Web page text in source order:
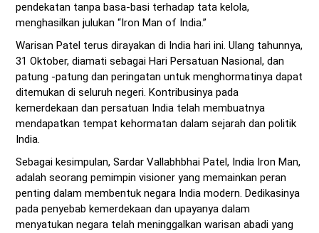
pendekatan tanpa basa-basi terhadap tata kelola,
menghasilkan julukan “Iron Man of India.”
Warisan Patel terus dirayakan di India hari ini. Ulang tahunnya,
31 Oktober, diamati sebagai Hari Persatuan Nasional, dan
patung -patung dan peringatan untuk menghormatinya dapat
ditemukan di seluruh negeri. Kontribusinya pada
kemerdekaan dan persatuan India telah membuatnya
mendapatkan tempat kehormatan dalam sejarah dan politik
India.
Sebagai kesimpulan, Sardar Vallabhbhai Patel, India Iron Man,
adalah seorang pemimpin visioner yang memainkan peran
penting dalam membentuk negara India modern. Dedikasinya
pada penyebab kemerdekaan dan upayanya dalam
menyatukan negara telah meninggalkan warisan abadi yang